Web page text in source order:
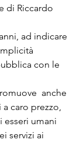
di Riccardo
ad indicare
con le
anche
caro prezzo,
esseri umani
servizi ai